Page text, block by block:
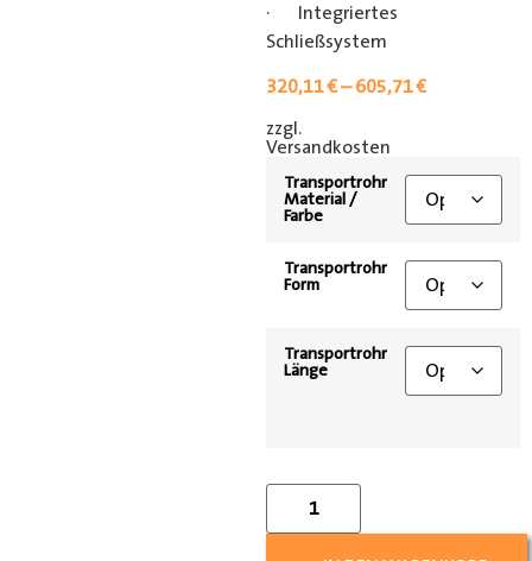
· Integriertes
Schließsystem
320,11€–605,71€
zzgl.
Versandkosten
Transportrohr
Material /
Farbe
Transportrohr
Form
Transportrohr
Länge